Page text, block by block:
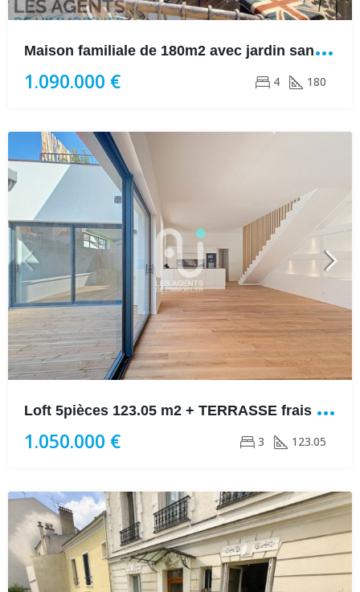
M
aison familiale de 180m2 avec jardin sans vis à vis à Montesson
1.090.000 € 4 180
L
oft 5pièces 123.05 m2 + TERRASSE frais de notaire réduits
1.050.000 € 3 123.05